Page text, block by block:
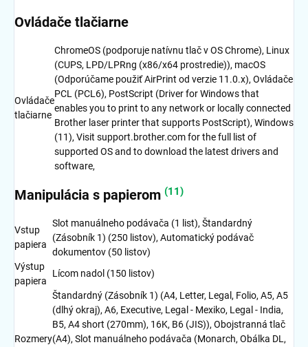
Ovládače tlačiarne
Ovládače
tlačiarne
ChromeOS (podporuje natívnu tlač v OS Chrome), Linux
(CUPS, LPD/LPRng (x86/x64 prostredie)), macOS
(Odporúčame použiť AirPrint od verzie 11.0.x), Ovládače
PCL (PCL6), PostScript (Driver for Windows that
enables you to print to any network or locally connected
Brother laser printer that supports PostScript), Windows
(11), Visit support.brother.com for the full list of
supported OS and to download the latest drivers and
software,
Manipulácia s papierom (11)
Vstup
papiera
Slot manuálneho podávača (1 list), Štandardný
(Zásobník 1) (250 listov), Automatický podávač
dokumentov (50 listov)
Výstup
papiera
Lícom nadol (150 listov)
Rozmery
Štandardný (Zásobník 1) (A4, Letter, Legal, Folio, A5, A5
(dlhý okraj), A6, Executive, Legal - Mexiko, Legal - India,
B5, A4 short (270mm), 16K, B6 (JIS)), Obojstranná tlač
(A4), Slot manuálneho podávača (Monarch, Obálka DL,